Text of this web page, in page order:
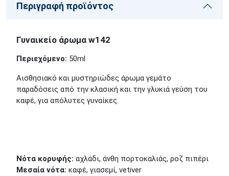
Περιγραφή προϊόντος
Γυναικείο άρωμα w142
Περιεχόμενο: 50ml
Αισθησιακό και μυστηριώδες άρωμα γεμάτο
παραδόσεις από την κλασική και την γλυκιά γεύση του
καφέ, για απόλυτες γυναίκες.
Νότα κορυφής: αχλάδι, άνθη πορτοκαλιάς, ροζ πιπέρι
Μεσαία νότα: καφέ, γιασεμί, vetiver